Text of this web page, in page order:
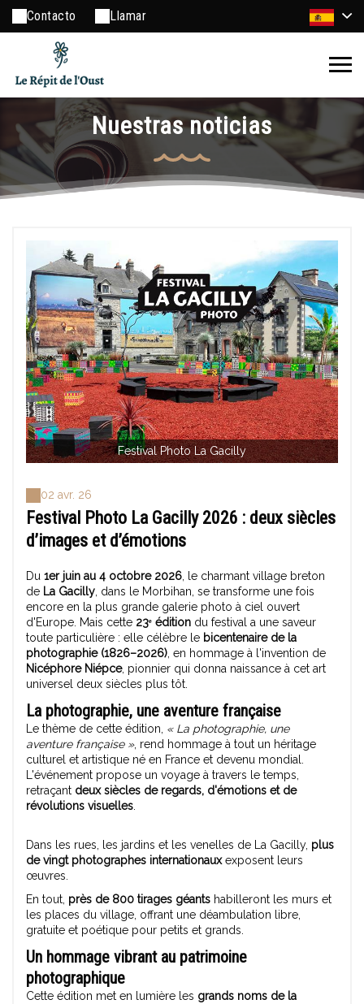
Contacto Llamar
Nuestras noticias
Festival Photo La Gacilly
02 avr. 26
Festival Photo La Gacilly 2026 : deux siècles
d’images et d’émotions
Du 1er juin au 4 octobre 2026, le charmant village breton
de La Gacilly, dans le Morbihan, se transforme une fois
encore en la plus grande galerie photo à ciel ouvert
d'Europe. Mais cette 23ᵉ édition du festival a une saveur
toute particulière : elle célèbre le bicentenaire de la
photographie (1826–2026), en hommage à l'invention de
Nicéphore Niépce, pionnier qui donna naissance à cet art
universel deux siècles plus tôt.
La photographie, une aventure française
Le thème de cette édition, « La photographie, une
aventure française », rend hommage à tout un héritage
culturel et artistique né en France et devenu mondial.
L'événement propose un voyage à travers le temps,
retraçant deux siècles de regards, d'émotions et de
révolutions visuelles.
Dans les rues, les jardins et les venelles de La Gacilly, plus
de vingt photographes internationauxexposent leurs
œuvres.
En tout, près de 800 tirages géants habilleront les murs et
les places du village, offrant une déambulation libre,
gratuite et poétique pour petits et grands.
Un hommage vibrant au patrimoine
photographique
Cette édition met en lumière les grands noms de la